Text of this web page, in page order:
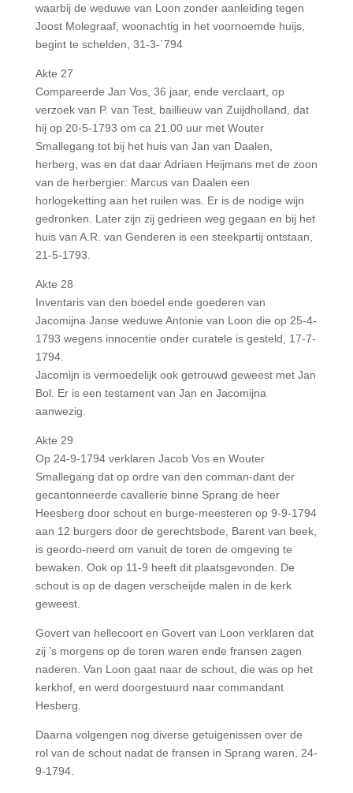
waarbij de weduwe van Loon zonder aanleiding tegen
Joost Molegraaf, woonachtig in het voornoemde huijs,
begint te schelden, 31-3-`794
Akte 27
Compareerde Jan Vos, 36 jaar, ende verclaart, op
verzoek van P. van Test, baillieuw van Zuijdholland, dat
hij op 20-5-1793 om ca 21.00 uur met Wouter
Smallegang tot bij het huis van Jan van Daalen,
herberg, was en dat daar Adriaen Heijmans met de zoon
van de herbergier: Marcus van Daalen een
horlogeketting aan het ruilen was. Er is de nodige wijn
gedronken. Later zijn zij gedrieen weg gegaan en bij het
huis van A.R. van Genderen is een steekpartij ontstaan,
21-5-1793.
Akte 28
Inventaris van den boedel ende goederen van
Jacomijna Janse weduwe Antonie van Loon die op 25-4-
1793 wegens innocentie onder curatele is gesteld, 17-7-
1794.
Jacomijn is vermoedelijk ook getrouwd geweest met Jan
Bol. Er is een testament van Jan en Jacomijna
aanwezig.
Akte 29
Op 24-9-1794 verklaren Jacob Vos en Wouter
Smallegang dat op ordre van den comman-dant der
gecantonneerde cavallerie binne Sprang de heer
Heesberg door schout en burge-meesteren op 9-9-1794
aan 12 burgers door de gerechtsbode, Barent van beek,
is geordo-neerd om vanuit de toren de omgeving te
bewaken. Ook op 11-9 heeft dit plaatsgevonden. De
schout is op de dagen verscheijde malen in de kerk
geweest.
Govert van hellecoort en Govert van Loon verklaren dat
zij ’s morgens op de toren waren ende fransen zagen
naderen. Van Loon gaat naar de schout, die was op het
kerkhof, en werd doorgestuurd naar commandant
Hesberg.
Daarna volgengen nog diverse getuigenissen over de
rol van de schout nadat de fransen in Sprang waren, 24-
9-1794.